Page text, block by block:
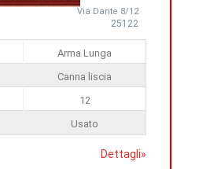
Via Dante 8/12
25122
Arma Lunga
Canna liscia
12
Usato
Dettagli»